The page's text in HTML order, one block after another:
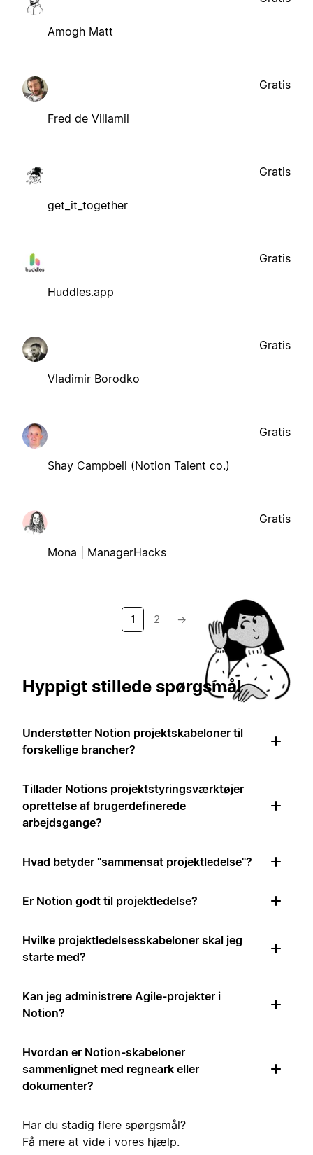
Amogh Matt
Fred de Villamil
Gratis
get_it_together
Gratis
Huddles.app
Gratis
Vladimir Borodko
Gratis
Shay Campbell (Notion Talent co.)
Gratis
Mona | ManagerHacks
Gratis
1 2 →
Hyppigt stillede spørgsmål
Understøtter Notion projektskabeloner til
forskellige brancher?
Tillader Notions projektstyringsværktøjer
oprettelse af brugerdefinerede
arbejdsgange?
Hvad betyder "sammensat projektledelse"?
Er Notion godt til projektledelse?
Hvilke projektledelsesskabeloner skal jeg
starte med?
Kan jeg administrere Agile-projekter i
Notion?
Hvordan er Notion-skabeloner
sammenlignet med regneark eller
dokumenter?
Har du stadig flere spørgsmål?
Få mere at vide i vores hjælp.